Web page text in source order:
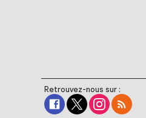
Retrouvez-nous sur :